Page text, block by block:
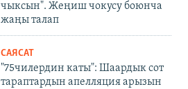
чыксын". Жеңиш чокусу боюнча
жаңы талап
САЯСАТ
"75чилердин каты": Шаардык сот
тараптардын апелляция арызын